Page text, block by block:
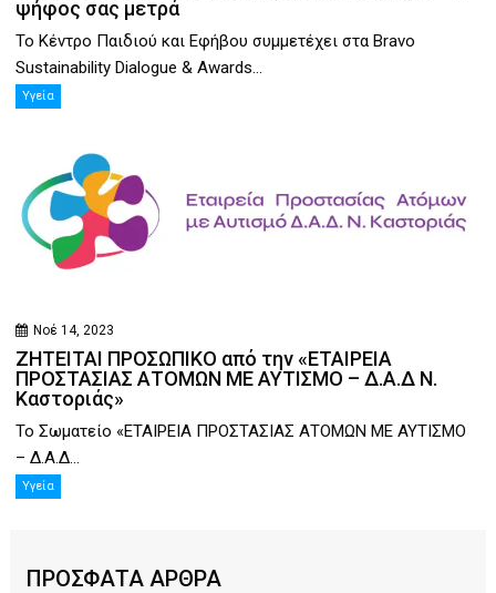
ψήφος σας μετρά
Το Κέντρο Παιδιού και Εφήβου συμμετέχει στα Bravo
Sustainability Dialogue & Awards...
Υγεία
Νοέ 14, 2023
ΖΗΤΕΙΤΑΙ ΠΡΟΣΩΠΙΚΟ από την «ΕΤΑΙΡΕΙΑ
ΠΡΟΣΤΑΣΙΑΣ ΑΤΟΜΩΝ ΜΕ ΑΥΤΙΣΜΟ – Δ.Α.Δ Ν.
Καστοριάς»
Το Σωματείο «ΕΤΑΙΡΕΙΑ ΠΡΟΣΤΑΣΙΑΣ ΑΤΟΜΩΝ ΜΕ ΑΥΤΙΣΜΟ
– Δ.Α.Δ...
Υγεία
ΠΡΟΣΦΑΤΑ ΑΡΘΡΑ